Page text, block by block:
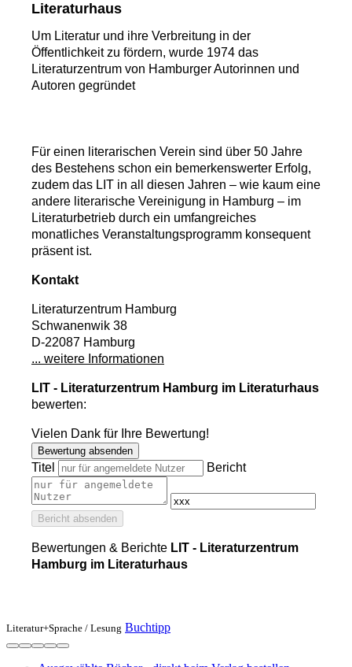
Literaturhaus
Um Literatur und ihre Verbreitung in der
Öffentlichkeit zu fördern, wurde 1974 das
Literaturzentrum von Hamburger Autorinnen und
Autoren gegründet
Für einen literarischen Verein sind über 50 Jahre
des Bestehens schon ein bemerkenswerter Erfolg,
zudem das LIT in all diesen Jahren – wie kaum eine
andere literarische Vereinigung in Hamburg – im
Literaturbetrieb durch ein umfangreiches
monatliches Veranstaltungsprogramm konsequent
präsent ist.
Kontakt
Literaturzentrum Hamburg
Schwanenwik 38
D-22087 Hamburg
... weitere Informationen
LIT - Literaturzentrum Hamburg im Literaturhaus
bewerten:
Vielen Dank für Ihre Bewertung!
Bewertung absenden
Titel Bericht
Bericht absenden
Bewertungen & Berichte LIT - Literaturzentrum
Hamburg im Literaturhaus
Literatur+Sprache / Lesung Buchtipp